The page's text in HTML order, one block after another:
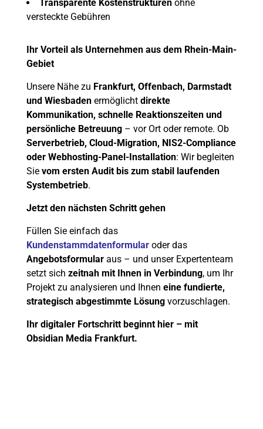
Transparente Kostenstrukturen ohne
versteckte Gebühren
Ihr Vorteil als Unternehmen aus dem Rhein-Main-
Gebiet
Unsere Nähe zu Frankfurt, Offenbach, Darmstadt
und Wiesbaden ermöglicht direkte
Kommunikation, schnelle Reaktionszeiten und
persönliche Betreuung – vor Ort oder remote. Ob
Serverbetrieb, Cloud-Migration, NIS2-Compliance
oder Webhosting-Panel-Installation: Wir begleiten
Sie vom ersten Audit bis zum stabil laufenden
Systembetrieb.
Jetzt den nächsten Schritt gehen
Füllen Sie einfach das
Kundenstammdatenformular oder das
Angebotsformular aus – und unser Expertenteam
setzt sich zeitnah mit Ihnen in Verbindung, um Ihr
Projekt zu analysieren und Ihnen eine fundierte,
strategisch abgestimmte Lösung vorzuschlagen.
Ihr digitaler Fortschritt beginnt hier – mit
Obsidian Media Frankfurt.